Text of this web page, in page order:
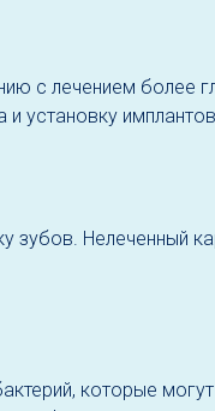
с лечением более
установку
зубов. Нелеченный
которые